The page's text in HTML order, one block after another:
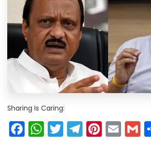
Sharing Is Caring:
Facebook
WhatsApp
Twitter